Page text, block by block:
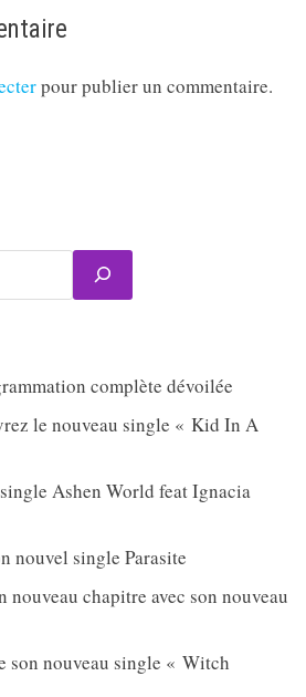
pour publier un commentaire.
complète dévoilée
le nouveau single « Kid In A
Ashen World feat Ignacia
nouvel single Parasite
chapitre avec son nouveau
son nouveau single « Witch